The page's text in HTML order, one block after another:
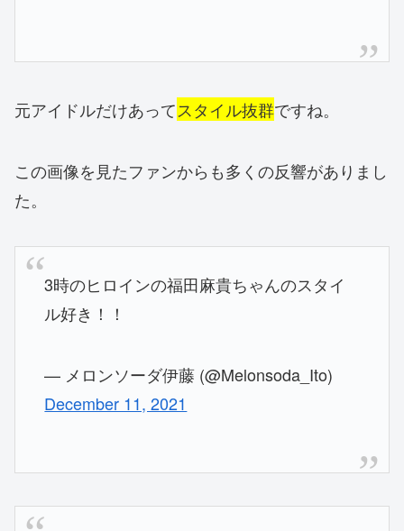
元アイドルだけあってスタイル抜群ですね。
この画像を見たファンからも多くの反響がありまし
た。
3時のヒロインの福田麻貴ちゃんのスタイ
ル好き！！
— メロンソーダ伊藤 (@Melonsoda_Ito)
December 11, 2021